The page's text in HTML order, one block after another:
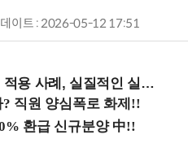
이트 : 2026-05-12 17:51
인 실행 전략을 공유 (9/18 양재역)